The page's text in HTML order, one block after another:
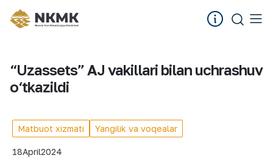
“Uzassets” AJ vakillari bilan uchrashuv
o‘tkazildi
Matbuot xizmati Yangilik va voqealar
18April2024